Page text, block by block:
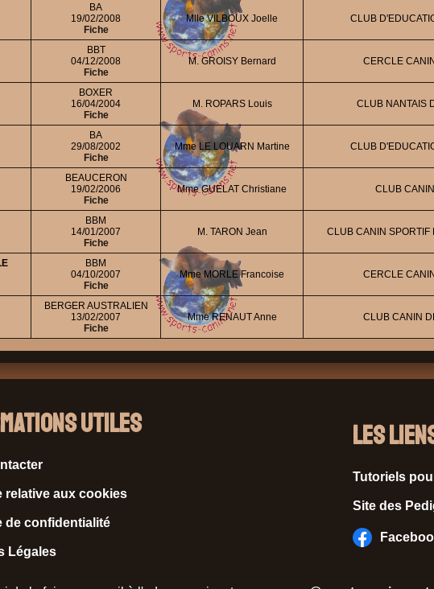
BA
19/02/2008
Fiche
Mlle VILBOUX Joelle CLUB
BBT
04/12/2008
Fiche
M. GROISY Bernard CERCLE
BOXER
16/04/2004
Fiche
M. ROPARS Louis CLUB NANTAIS
BA
29/08/2002
Fiche
Mme LE LOUARN Martine CLUB
BEAUCERON
19/02/2006
Fiche
Mme GUELAT Christiane CLUB
BBM
14/01/2007
Fiche
M. TARON Jean CLUB CANIN SPORTIF
BBM
04/10/2007
Fiche
Mme MORLE Francoise CERCLE
BERGER AUSTRALIEN
13/02/2007
Fiche
Mme RENAUT Anne CLUB CANIN
Utiles
relative aux cookies
de confidentialité
Légales
Les
Tutoriels
Site des